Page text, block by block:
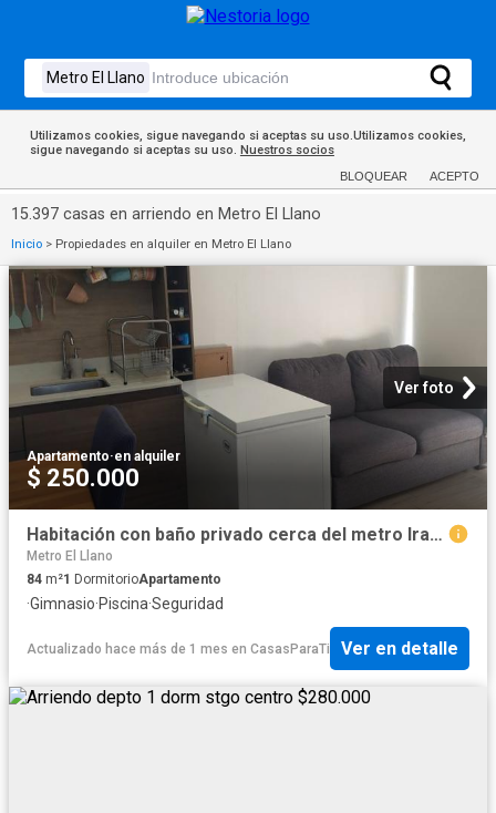
Utilizamos cookies, sigue navegando si aceptas su uso.Utilizamos cookies,
sigue navegando si aceptas su uso. Nuestros socios
BLOQUEAR ACEPTO
15.397 casas en arriendo en Metro El Llano
Inicio > Propiedades en alquiler en Metro El Llano
Ver foto
Apartamento·en alquiler
$ 250.000
Habitación con baño privado cerca del metro Irarrazaval
Metro El Llano
84 m²1 DormitorioApartamento
·Gimnasio·Piscina·Seguridad
Actualizado hace más de 1 mes en CasasParaTi Ver en detalle